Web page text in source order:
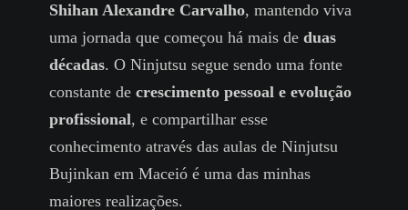
Shihan Alexandre Carvalho, mantendo viva
uma jornada que começou há mais deduas
décadas. O Ninjutsu segue sendo uma fonte
constante decrescimento pessoal e evolução
profissional, e compartilhar esse
conhecimento através das aulas de Ninjutsu
Bujinkan em Maceió é uma das minhas
maiores realizações.